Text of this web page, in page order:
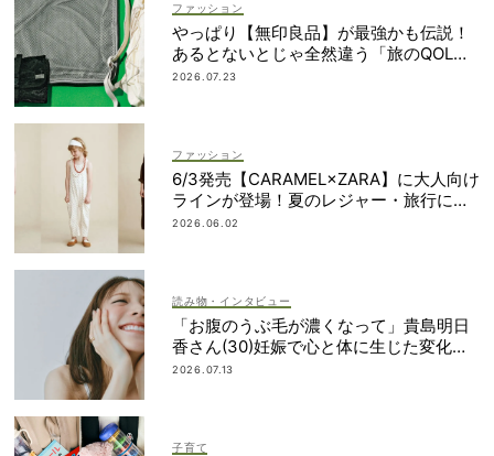
ファッション
やっぱり【無印良品】が最強かも伝説！
あるとないとじゃ全然違う「旅のQOL爆
上げアイテム」
2026.07.23
ファッション
6/3発売【CARAMEL×ZARA】に大人向け
ラインが登場！夏のレジャー・旅行にも
おすすめ
2026.06.02
読み物・インタビュー
「お腹のうぶ毛が濃くなって」貴島明日
香さん(30)妊娠で心と体に生じた変化も
「愛しいです」
2026.07.13
子育て